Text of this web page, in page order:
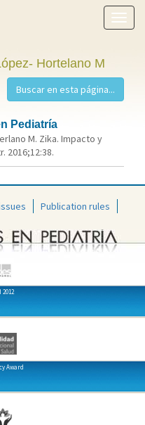
Show
menu
Hortelano M
Pediatría
M. Zika. Impacto y
2016;12:38.
Publication rules
2012
Award